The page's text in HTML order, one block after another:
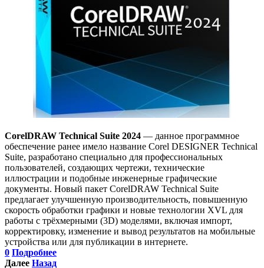
CorelDRAW Technical Suite 2024 — данное программное
обеспечение ранее имело название Corel DESIGNER Technical
Suite, разработано специально для профессиональных
пользователей, создающих чертежи, технические
иллюстрации и подобные инженерные графические
документы. Новый пакет CorelDRAW Technical Suite
предлагает улучшенную производительность, повышенную
скорость обработки графики и новые технологии XVL для
работы с трёхмерными (3D) моделями, включая импорт,
корректировку, изменение и вывод результатов на мобильные
устройства или для публикации в интернете.
0 Подробнее
Далее Назад